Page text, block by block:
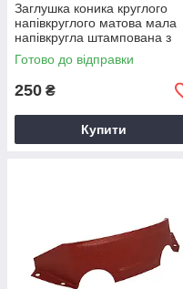
Заглушка коника круглого
напівкруглого матова мала
напівкругла штампована з
0,5мм Arcelor RAL 9005
Глибокий
Готово до відправки
250 ₴
Купити